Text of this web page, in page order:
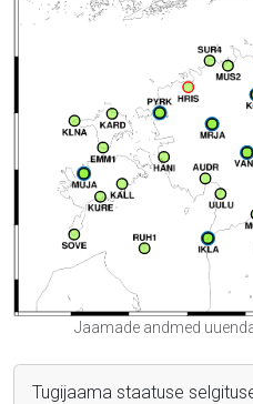
Jaamade andmed
Tugijaama staatuse